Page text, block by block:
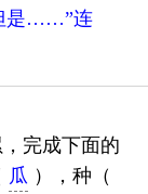
是……”连
完成下面的
瓜 ），种（